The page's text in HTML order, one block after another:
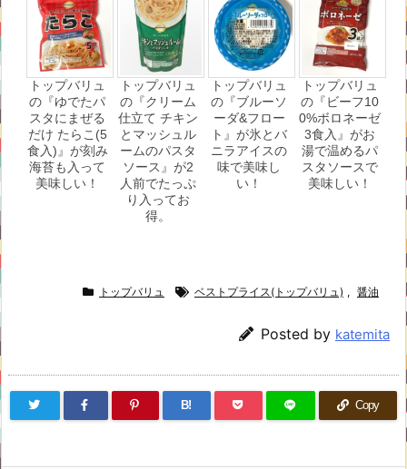
トップバリュ
の『ゆでたパ
スタにまぜる
だけ たらこ(5
食入)』が刻み
海苔も入って
美味しい！
トップバリュ
の『クリーム
仕立て チキン
とマッシュル
ームのパスタ
ソース』が2
人前でたっぷ
り入ってお
得。
トップバリュ
の『ブルーソ
ーダ&フロー
ト』が氷とバ
ニラアイスの
味で美味し
い！
トップバリュ
の『ビーフ10
0%ボロネーゼ
3食入』がお
湯で温めるパ
スタソースで
美味しい！
トップバリュ ベストプライス(トップバリュ) , 醤油
Posted by katemita
B! Copy